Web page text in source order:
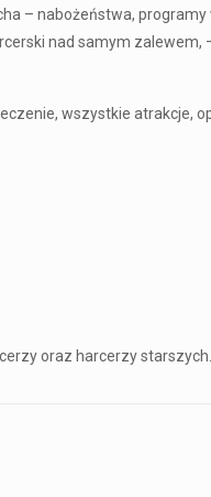
– nabożeństwa, programy
nad samym
wszystkie atrakcje,
oraz harcerzy starszych.